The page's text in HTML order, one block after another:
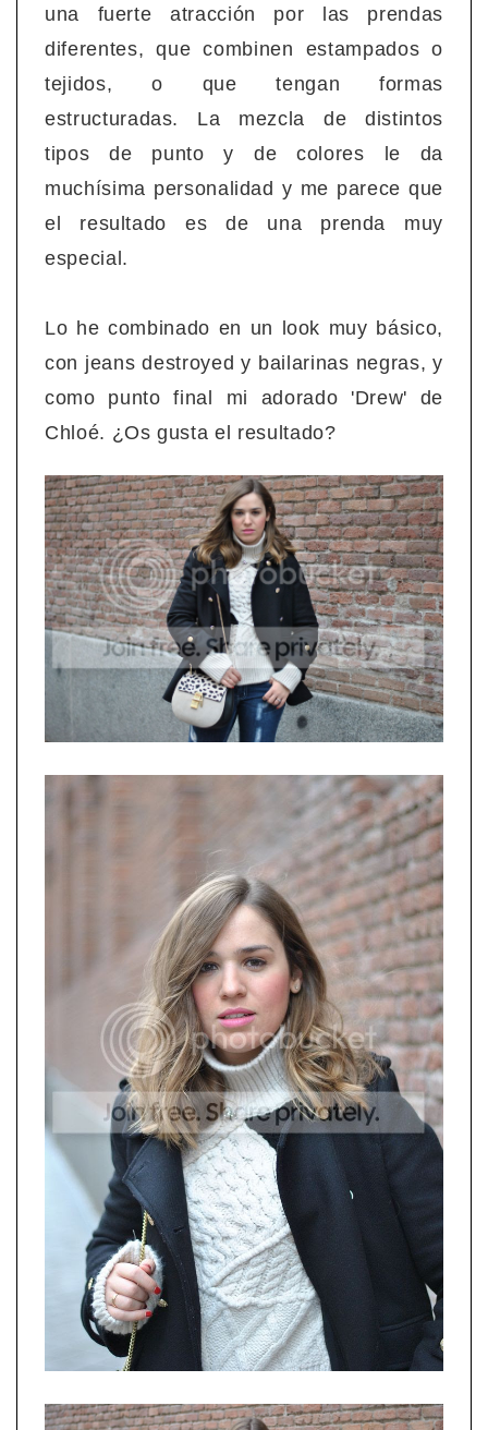
una fuerte atracción por las prendas
diferentes, que combinen estampados o
tejidos, o que tengan formas
estructuradas. La mezcla de distintos
tipos de punto y de colores le da
muchísima personalidad y me parece que
el resultado es de una prenda muy
especial.
Lo he combinado en un look muy básico,
con jeans destroyed y bailarinas negras, y
como punto final mi adorado 'Drew' de
Chloé. ¿Os gusta el resultado?